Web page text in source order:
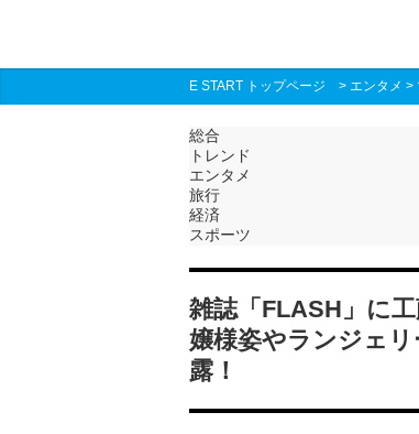
E START トップページ > エンタメ >
総合
トレンド
エンタメ
旅行
経済
スポーツ
雑誌「FLASH」に
嬢様姿やランジェ
露！